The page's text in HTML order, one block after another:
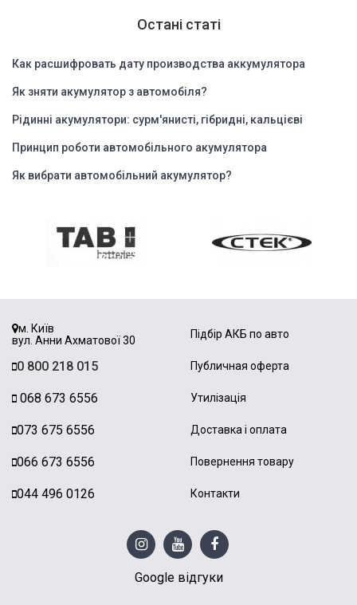
Остані статі
Как расшифровать дату производства аккумулятора
Як зняти акумулятор з автомобіля?
Рідинні акумулятори: сурм'янисті, гібридні, кальцієві
Принцип роботи автомобільного акумулятора
Як вибрати автомобільний акумулятор?
м. Київ
вул. Анни Ахматової 30
0 800 218 015
068 673 6556
073 675 6556
066 673 6556
044 496 0126
Підбір АКБ по авто
Публичная оферта
Утилізація
Доставка і оплата
Повернення товару
Контакти
Google відгуки